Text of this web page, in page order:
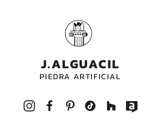
J.ALGUACIL
PIEDRA ARTIFICIAL